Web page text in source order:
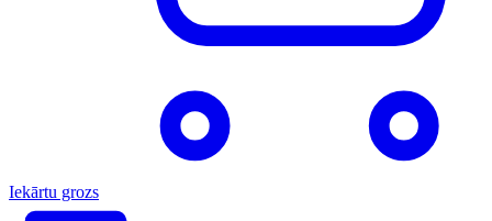
Iekārtu grozs